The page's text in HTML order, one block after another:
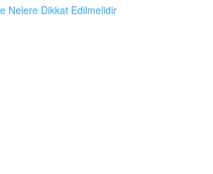
Nelere Dikkat Edilmelidir